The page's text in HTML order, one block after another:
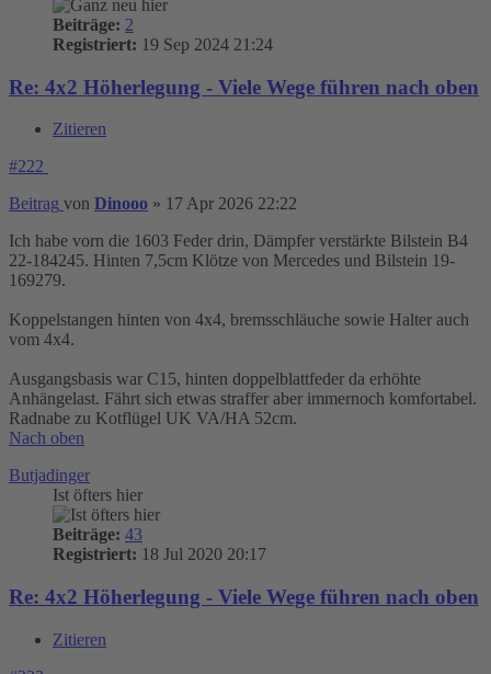
Beiträge: 2
Registriert: 19 Sep 2024 21:24
Re: 4x2 Höherlegung - Viele Wege führen nach oben
Zitieren
#222
Beitrag von Dinooo » 17 Apr 2026 22:22
Ich habe vorn die 1603 Feder drin, Dämpfer verstärkte Bilstein B4
22-184245. Hinten 7,5cm Klötze von Mercedes und Bilstein 19-
169279.
Koppelstangen hinten von 4x4, bremsschläuche sowie Halter auch
vom 4x4.
Ausgangsbasis war C15, hinten doppelblattfeder da erhöhte
Anhängelast. Fährt sich etwas straffer aber immernoch komfortabel.
Radnabe zu Kotflügel UK VA/HA 52cm.
Nach oben
Butjadinger
Ist öfters hier
Beiträge: 43
Registriert: 18 Jul 2020 20:17
Re: 4x2 Höherlegung - Viele Wege führen nach oben
Zitieren